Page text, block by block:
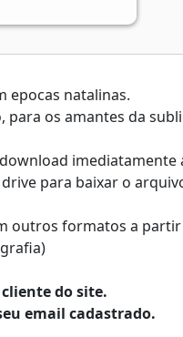
epocas natalinas.
os amantes da
para baixar o
outros formatos a partir
do site.
email cadastrado.